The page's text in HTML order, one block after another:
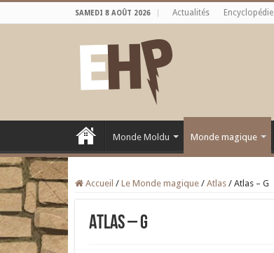
SAMEDI 8 AOÛT 2026 Actualités Encyclopédie
Monde Moldu Monde magique
Accueil / Le Monde magique / Atlas / Atlas – G
Atlas – G